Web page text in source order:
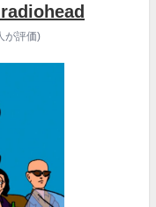
が評価)